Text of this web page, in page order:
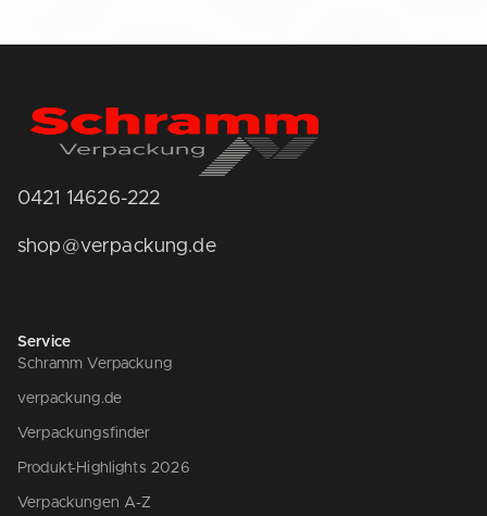
0421 14626-222
shop@verpackung.de
Service
Schramm Verpackung
verpackung.de
Verpackungsfinder
Produkt-Highlights 2026
Verpackungen A-Z